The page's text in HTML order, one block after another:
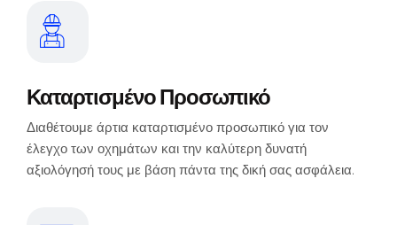
Καταρτισμένο Προσωπικό
Διαθέτουμε άρτια καταρτισμένο προσωπικό για τον
έλεγχο των οχημάτων και την καλύτερη δυνατή
αξιολόγησή τους με βάση πάντα της δική σας ασφάλεια.